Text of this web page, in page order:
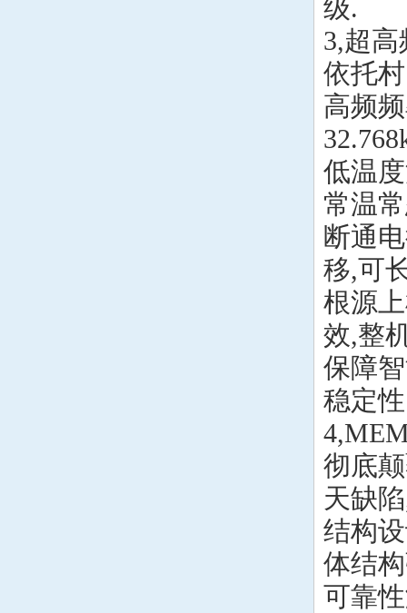
级.
3,超
依托
高频
低温
常温
断通
移,可
根源
效,整
保障
稳定
彻底
天缺
结构
体结
可靠